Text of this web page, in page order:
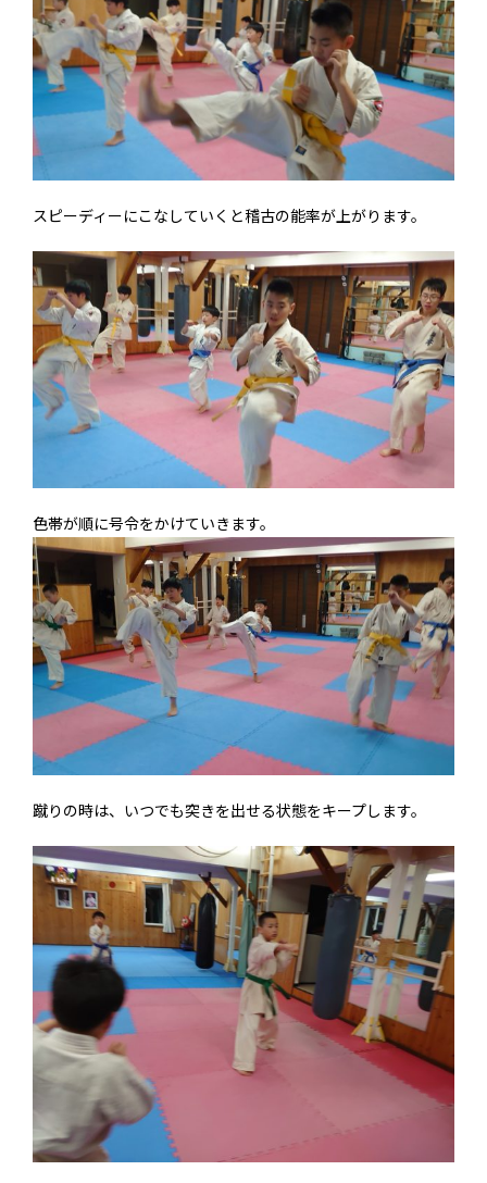
スピーディーにこなしていくと稽古の能率が上がります。
色帯が順に号令をかけていきます。
蹴りの時は、いつでも突きを出せる状態をキープします。